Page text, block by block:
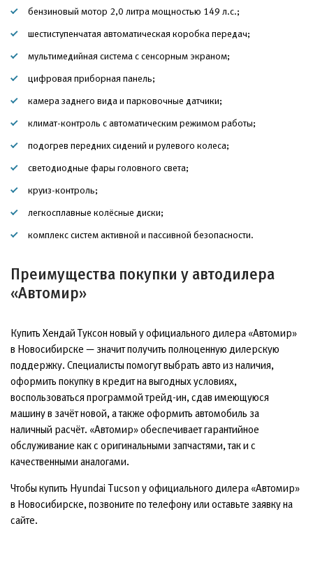
бензиновый мотор 2,0 литра мощностью 149 л.с.;
шестиступенчатая автоматическая коробка передач;
мультимедийная система с сенсорным экраном;
цифровая приборная панель;
камера заднего вида и парковочные датчики;
климат-контроль с автоматическим режимом работы;
подогрев передних сидений и рулевого колеса;
светодиодные фары головного света;
круиз-контроль;
легкосплавные колёсные диски;
комплекс систем активной и пассивной безопасности.
Преимущества покупки у автодилера
«Автомир»
Купить Хендай Туксон новый у официального дилера «Автомир»
в Новосибирске — значит получить полноценную дилерскую
поддержку. Специалисты помогут выбрать авто из наличия,
оформить покупку в кредит на выгодных условиях,
воспользоваться программой трейд-ин, сдав имеющуюся
машину в зачёт новой, а также оформить автомобиль за
наличный расчёт. «Автомир» обеспечивает гарантийное
обслуживание как с оригинальными запчастями, так и с
качественными аналогами.
Чтобы купить Hyundai Tucson у официального дилера «Автомир»
в Новосибирске, позвоните по телефону или оставьте заявку на
сайте.